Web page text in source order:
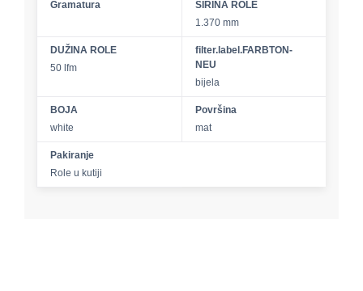
Gramatura
ŠIRINA ROLE
1.370 mm
DUŽINA ROLE
50 lfm
filter.label.FARBTON-
NEU
bijela
BOJA
white
Površina
mat
Pakiranje
Role u kutiji